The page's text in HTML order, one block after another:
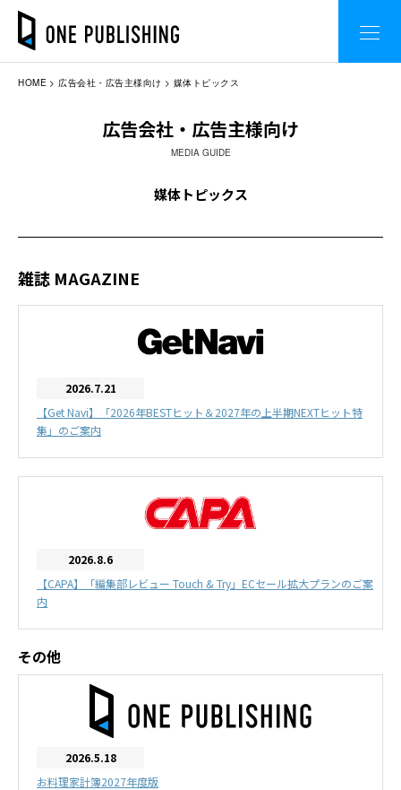
HOME 広告会社・広告主様向け 媒体トピックス
広告会社・広告主様向け
MEDIA GUIDE
媒体トピックス
雑誌 MAGAZINE
2026.7.21
【Get Navi】「2026年BESTヒット＆2027年の上半期NEXTヒット特
集」のご案内
2026.8.6
【CAPA】「編集部レビュー Touch & Try」ECセール拡大プランのご案
内
その他
2026.5.18
お料理家計簿2027年度版